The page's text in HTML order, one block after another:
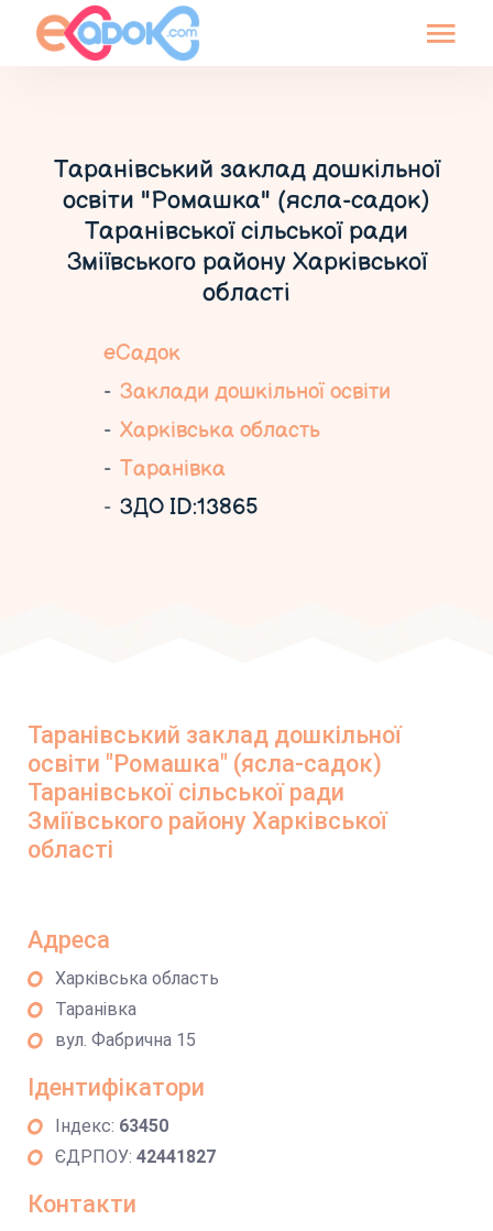
Таранівський заклад дошкільної
освіти "Ромашка" (ясла-садок)
Таранівської сільської ради
Зміївського району Харківської
області
еСадок
Заклади дошкільної освіти
Харківська область
Таранівка
ЗДО ID:13865
Таранівський заклад дошкільної
освіти "Ромашка" (ясла-садок)
Таранівської сільської ради
Зміївського району Харківської
області
Адреса
Харківська область
Таранівка
вул. Фабрична 15
Ідентифікатори
Індекс: 63450
ЄДРПОУ: 42441827
Контакти